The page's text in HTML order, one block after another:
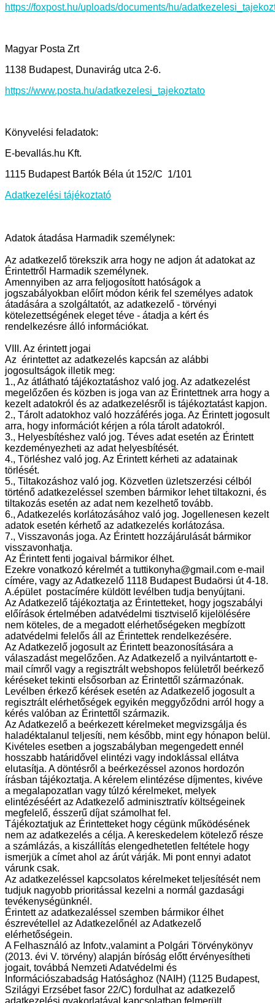
https://foxpost.hu/uploads/documents/hu/
Magyar Posta Zrt
1138 Budapest, Dunavirág utca 2-6.
https://www.posta.hu/adatkezelesi_tajekoztato
Könyvelési feladatok:
E-bevallás.hu Kft.
1115 Budapest Bartók Béla út 152/C 1/101
Adatkezelési tájékoztató
Adatok átadása Harmadik személynek:
Az adatkezelő törekszik arra hogy ne adjon át adatokat az
Érintettről Harmadik személynek.
Amennyiben az arra feljogosított hatóságok a
jogszabályokban előírt módon kérik fel személyes adatok
átadására a szolgáltatót, az adatkezelő - törvényi
kötelezettségének eleget téve - átadja a kért és
rendelkezésre álló információkat.
VIII. Az érintett jogai
Az érintettet az adatkezelés kapcsán az alábbi
jogosultságok illetik meg:
1., Az átlátható tájékoztatáshoz való jog. Az adatkezelést
megelőzően és közben is joga van az Érintettnek arra hogy a
kezelt adatokról és az adatkezelésről is tájékoztatást kapjon.
2., Tárolt adatokhoz való hozzáférés joga. Az Érintett jogosult
arra, hogy információt kérjen a róla tárolt adatokról.
3., Helyesbítéshez való jog. Téves adat esetén az Érintett
kezdeményezheti az adat helyesbítését.
4., Törléshez való jog. Az Érintett kérheti az adatainak
törlését.
5., Tiltakozáshoz való jog. Közvetlen üzletszerzési célból
történő adatkezeléssel szemben bármikor lehet tiltakozni, és
tiltakozás esetén az adat nem kezelhető tovább.
6., Adatkezelés korlátozásához való jog. Jogellenesen kezelt
adatok esetén kérhető az adatkezelés korlátozása.
7., Visszavonás joga. Az Érintett hozzájárulását bármikor
visszavonhatja.
Az Érintett fenti jogaival bármikor élhet.
Ezekre vonatkozó kérelmét a tuttikonyha@gmail.com e-mail
címére, vagy az Adatkezelő 1118 Budapest Budaörsi út 4-18.
A.épület postacímére küldött levélben tudja benyújtani.
Az Adatkezelő tájékoztatja az Érintetteket, hogy jogszabályi
előírások értelmében adatvédelmi tisztviselő kijelölésére
nem köteles, de a megadott elérhetőségeken megbízott
adatvédelmi felelős áll az Érintettek rendelkezésére.
Az Adatkezelő jogosult az Érintett beazonosítására a
válaszadást megelőzően. Az Adatkezelő a nyilvántartott e-
mail címről vagy a regisztrált webshopos felületről beérkező
kéréseket tekinti elsősorban az Érintettől származónak.
Levélben érkező kérések esetén az Adatkezelő jogosult a
regisztrált elérhetőségek egyikén meggyőződni arról hogy a
kérés valóban az Érintettől származik.
Az Adatkezelő a beérkezett kérelmeket megvizsgálja és
haladéktalanul teljesíti, nem később, mint egy hónapon belül.
Kivételes esetben a jogszabályban megengedett ennél
hosszabb határidővel elintézi vagy indoklással ellátva
elutasítja. A döntésről a beérkezéssel azonos hordozón
írásban tájékoztatja. A kérelem elintézése díjmentes, kivéve
a megalapozatlan vagy túlzó kérelmeket, melyek
elintézéséért az Adatkezelő adminisztratív költségeinek
megfelelő, ésszerű díjat számolhat fel.
Tájékoztatjuk az Érintetteket hogy cégünk működésének
nem az adatkezelés a célja. A kereskedelem kötelező része
a számlázás, a kiszállítás elengedhetetlen feltétele hogy
ismerjük a címet ahol az árút várják. Mi pont ennyi adatot
várunk csak.
Az adatkezeléssel kapcsolatos kérelmeket teljesítését nem
tudjuk nagyobb prioritással kezelni a normál gazdasági
tevékenységünknél.
Érintett az adatkezaléssel szemben bármikor élhet
észrevétellel az Adatkezelőnél az Adatkezelő
elérhetőségein.
A Felhasználó az Infotv.,valamint a Polgári Törvénykönyv
(2013. évi V. törvény) alapján bíróság előtt érvényesítheti
jogait, továbbá Nemzeti Adatvédelmi és
Információszabadság Hatósághoz (NAIH) (1125 Budapest,
Szilágyi Erzsébet fasor 22/C) fordulhat az adatkezelő
adatkezelési gyakorlatával kapcsolatban felmerült,